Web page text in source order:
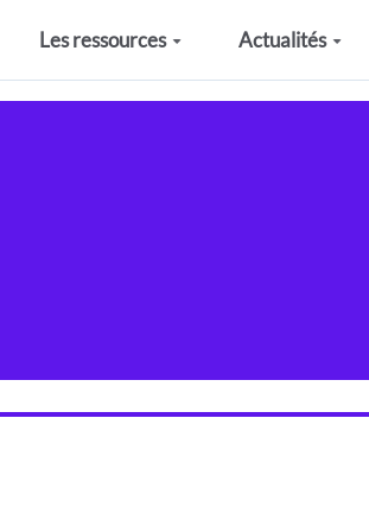
Les ressources Actualités